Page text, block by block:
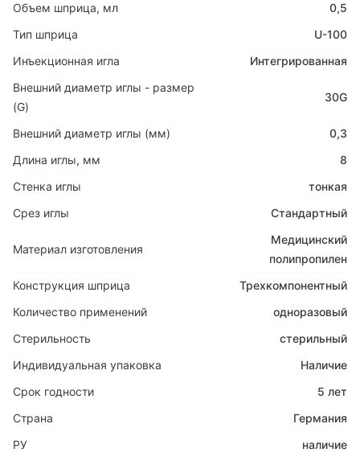
Объем шприца, мл
0,5
Тип шприца
U-100
Инъекционная игла
Интегрированная
Внешний диаметр иглы - размер
(G)
30G
Внешний диаметр иглы (мм)
0,3
Длина иглы, мм
8
Стенка иглы
тонкая
Срез иглы
Стандартный
Материал изготовления
Медицинский
полипропилен
Конструкция шприца
Трехкомпонентный
Количество применений
одноразовый
Стерильность
стерильный
Индивидуальная упаковка
Наличие
Срок годности
5 лет
Страна
Германия
РУ
наличие